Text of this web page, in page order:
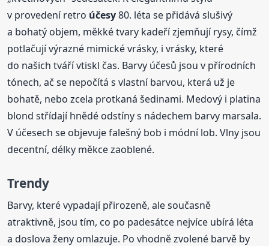
v provedení retro účesy80. léta se přidává slušivý
a bohatý objem, měkké tvary kadeří zjemňují rysy, čímž
potlačují výrazné mimické vrásky, i vrásky, které
do našich tváří vtiskl čas. Barvy účesů jsou v přírodních
tónech, ač se nepočítá s vlastní barvou, která už je
bohatě, nebo zcela protkaná šedinami. Medový i platina
blond střídají hnědé odstíny s nádechem barvy marsala.
V účesech se objevuje falešný bob i módní lob. Vlny jsou
decentní, délky měkce zaoblené.
Trendy
Barvy, které vypadají přirozeně, ale současně
atraktivně, jsou tím, co po padesátce nejvíce ubírá léta
a doslova ženy omlazuje. Po vhodně zvolené barvě by